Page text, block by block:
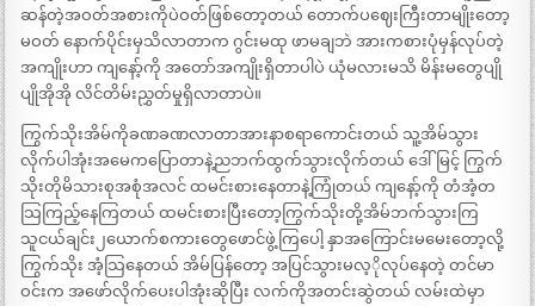
ဆန်တဲ့အဝတ်အစားကိုပဲဝတ်ဖြစ်တော့တယ် တောက်ပဈေးကြီးတာမျိုးတော့
မဝတ် နောက်ပိုင်းမှသိလာတာက ဂွင်းမထု ဖာမချဘဲ အားကစားပုံမှန်လုပ်တဲ့
အကျိုးဟာ ကျနော့်ကို အတော်အကျိုးရှိတာပါပဲ ယုံမလားမသိ မိန်းမတွေပျို
ပျိုအိုအို လိင်တိမ်းညွှတ်မှုရှိလာတာပဲ။
ကြွက်သိုးအိမ်ကိုခဏခဏလာတာအားနာစရာကောင်းတယ် သူ့အိမ်သွား
လိုက်ပါအုံးအမေကပြောတာနဲ့ညဘက်ထွက်သွားလိုက်တယ် ဒေါ်မြင့် ကြွက်
သိုးတိုမိသားစုအစုံအလင် ထမင်းစားနေတာနဲ့ကြုံတယ် ကျနော့်ကို တံအံ့တ
သြကြည့်နေကြတယ် ထမင်းစားပြီးတော့ကြွက်သိုးတို့အိမ်ဘက်သွားကြ
သူငယ်ချင်း၂ယောက်စကားတွေဖောင်ဖွဲ့ကြပေါ့ နှာအကြောင်းမမေးတော့လို့
ကြွက်သိုး အံ့သြနေတယ် အိမ်ပြန်တော့ အပြင်သွားမလ့ိုလုပ်နေတဲ့ တင်မာ
ဝင်းက အဖော်လိုက်ပေးပါအုံးဆိုပြီး လက်ကိုအတင်းဆွဲတယ် လမ်းထဲမှာ